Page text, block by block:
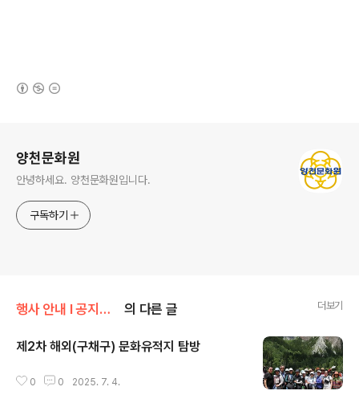
양천문화원
안녕하세요. 양천문화원입니다.
구독하기
행사 안내 Ι 공지사항/문화유적지 탐방안내 의 다른 글 더보기
제2차 해외(구채구) 문화유적지 탐방
0 0 2025. 7. 4.